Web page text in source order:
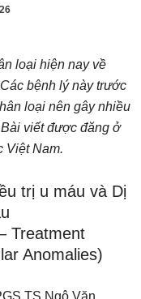
loại hiện nay về
bệnh lý này trước
loại nên gây nhiều
viết được đăng ở
Việt Nam.
trị u máu và Dị
Treatment
Anomalies)
Ngô Văn